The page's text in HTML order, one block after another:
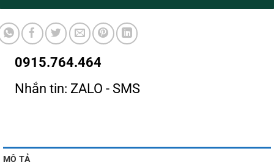
0915.764.464
Nhắn tin: ZALO - SMS
MÔ TẢ